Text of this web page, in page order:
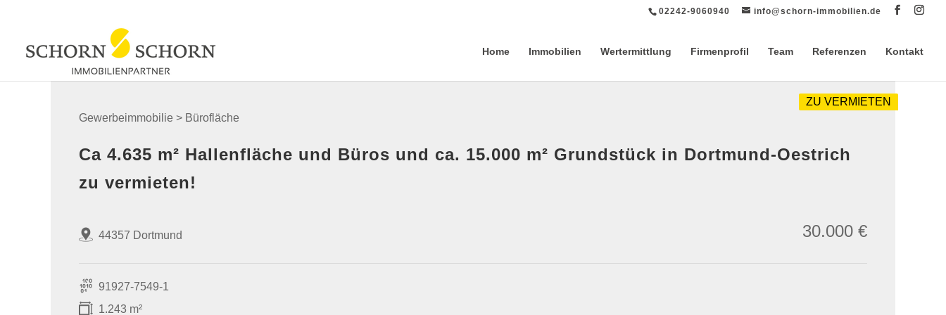
02242-9060940 info@schorn-immobilien.de
Home Immobilien Wertermittlung Firmenprofil Team Referenzen Kontakt
Gewerbeimmobilie > Bürofläche
ZU VERMIETEN
Ca 4.635 m² Hallenfläche und Büros und ca. 15.000 m² Grundstück in Dortmund-Oestrich
zu vermieten!
44357 Dortmund 30.000 €
91927-7549-1
1.243 m²